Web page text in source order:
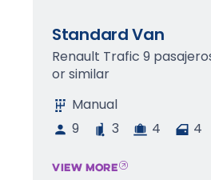
Standard Van
Renault Trafic 9
or similar
Manual
9
3 4 4
VIEW MORE